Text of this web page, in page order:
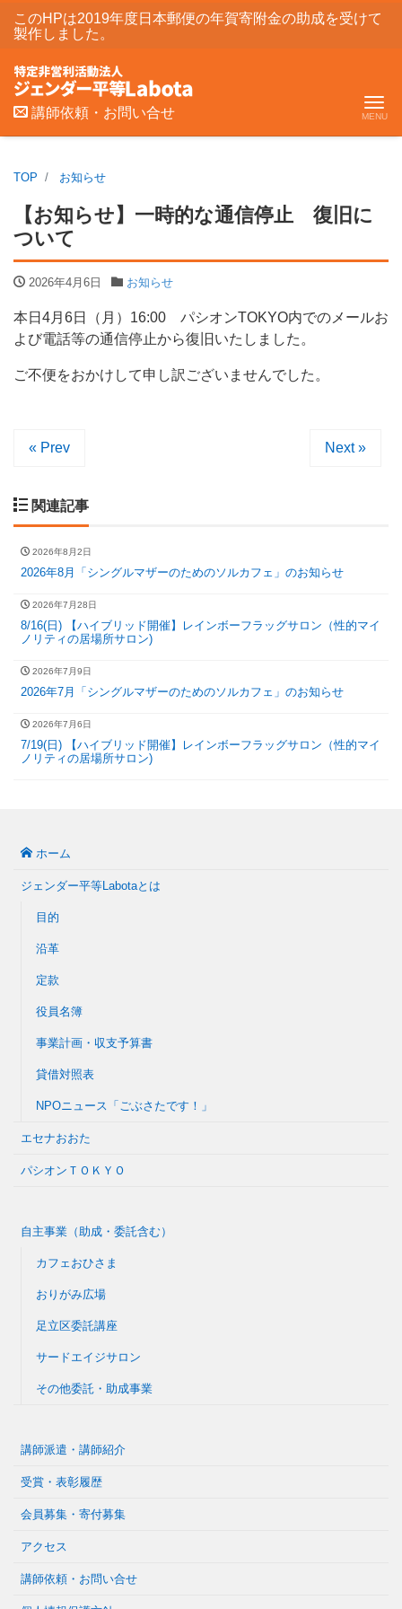
このHPは2019年度日本郵便の年賀寄附金の助成を受けて
製作しました。
講師依頼・お問い合せ
TOP お知らせ
【お知らせ】一時的な通信停止 復旧に
ついて
2026年4月6日 お知らせ
本日4月6日（月）16:00 パシオンTOKYO内でのメールお
よび電話等の通信停止から復旧いたしました。
ご不便をおかけして申し訳ございませんでした。
« Prev Next »
関連記事
2026年8月2日
2026年8月「シングルマザーのためのソルカフェ」のお知らせ
2026年7月28日
8/16(日) 【ハイブリッド開催】レインボーフラッグサロン（性的マイ
ノリティの居場所サロン)
2026年7月9日
2026年7月「シングルマザーのためのソルカフェ」のお知らせ
2026年7月6日
7/19(日) 【ハイブリッド開催】レインボーフラッグサロン（性的マイ
ノリティの居場所サロン)
ホーム
ジェンダー平等Labotaとは
目的
沿革
定款
役員名簿
事業計画・収支予算書
貸借対照表
NPOニュース「ごぶさたです！」
エセナおおた
パシオンＴＯＫＹＯ
自主事業（助成・委託含む）
カフェおひさま
おりがみ広場
足立区委託講座
サードエイジサロン
その他委託・助成事業
講師派遣・講師紹介
受賞・表彰履歴
会員募集・寄付募集
アクセス
講師依頼・お問い合せ